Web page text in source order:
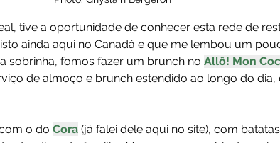
tive a oportunidade de conhecer esta rede de
ainda aqui no Canadá e que me lembou um
sobrinha, fomos fazer um brunch no Allô! Mon
de almoço e brunch estendido ao longo do
o do Cora (já falei dele aqui no site), com